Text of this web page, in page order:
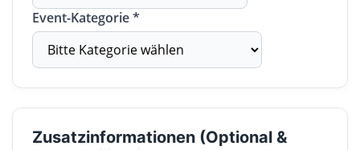
Event-Kategorie *
Zusatzinformationen (Optional &